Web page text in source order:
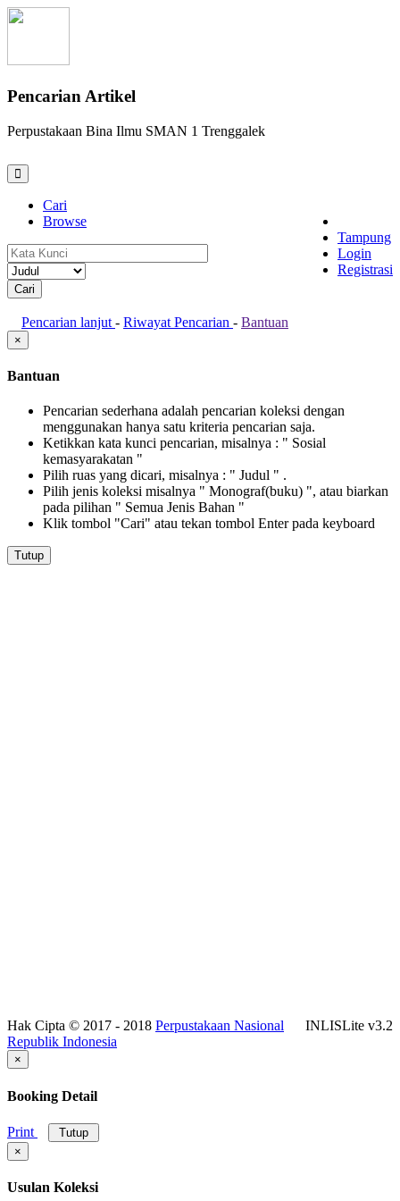
Pencarian Artikel
Perpustakaan Bina Ilmu SMAN 1 Trenggalek
Tampung
Login
Registrasi
Cari
Browse
Pencarian lanjut - Riwayat Pencarian - Bantuan
×
Bantuan
Pencarian sederhana adalah pencarian koleksi dengan
menggunakan hanya satu kriteria pencarian saja.
Ketikkan kata kunci pencarian, misalnya : " Sosial
kemasyarakatan "
Pilih ruas yang dicari, misalnya : " Judul " .
Pilih jenis koleksi misalnya " Monograf(buku) ", atau biarkan
pada pilihan " Semua Jenis Bahan "
Klik tombol "Cari" atau tekan tombol Enter pada keyboard
Tutup
INLISLite v3.2
Hak Cipta © 2017 - 2018 Perpustakaan Nasional
Republik Indonesia
×
Booking Detail
Print
Tutup
×
Usulan Koleksi